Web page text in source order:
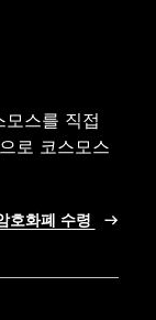
스를 직접
로 코스모스
호화폐 수령